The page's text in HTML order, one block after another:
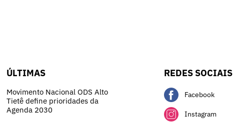
ÚLTIMAS
Movimento Nacional ODS Alto
Tietê define prioridades da
Agenda 2030
REDES SOCIAIS
Facebook
Instagram